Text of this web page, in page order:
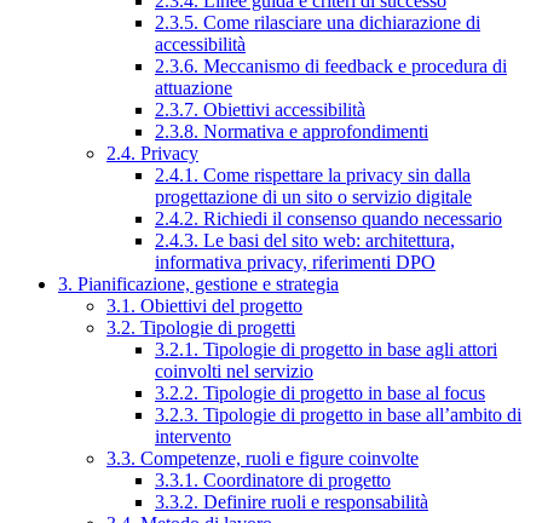
2.3.5. Come rilasciare una dichiarazione di
accessibilità
2.3.6. Meccanismo di feedback e procedura di
attuazione
2.3.7. Obiettivi accessibilità
2.3.8. Normativa e approfondimenti
2.4. Privacy
2.4.1. Come rispettare la privacy sin dalla
progettazione di un sito o servizio digitale
2.4.2. Richiedi il consenso quando necessario
2.4.3. Le basi del sito web: architettura,
informativa privacy, riferimenti DPO
3. Pianificazione, gestione e strategia
3.1. Obiettivi del progetto
3.2. Tipologie di progetti
3.2.1. Tipologie di progetto in base agli attori
coinvolti nel servizio
3.2.2. Tipologie di progetto in base al focus
3.2.3. Tipologie di progetto in base all’ambito di
intervento
3.3. Competenze, ruoli e figure coinvolte
3.3.1. Coordinatore di progetto
3.3.2. Definire ruoli e responsabilità